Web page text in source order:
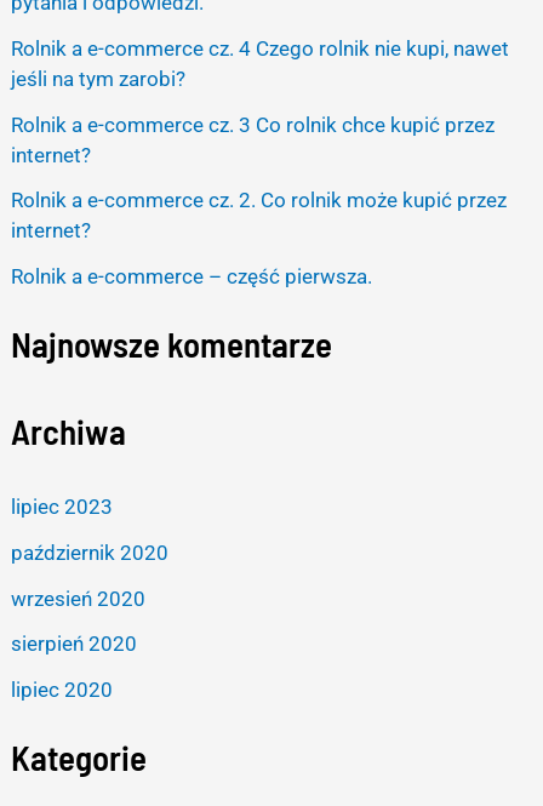
f
r
:
Rolnik a e-commerce cz. 4 Czego rolnik nie kupi, nawet
jeśli na tym zarobi?
Rolnik a e-commerce cz. 3 Co rolnik chce kupić przez
internet?
Rolnik a e-commerce cz. 2. Co rolnik może kupić przez
internet?
Rolnik a e-commerce – część pierwsza.
Najnowsze komentarze
Archiwa
lipiec 2023
październik 2020
wrzesień 2020
sierpień 2020
lipiec 2020
Kategorie